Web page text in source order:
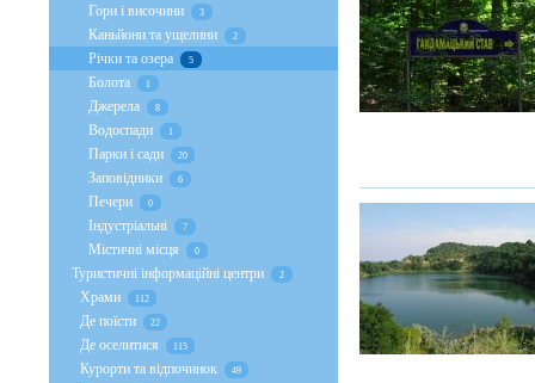
Гори і височини 3
Каньйони та ущелини 2
Річки та озера 5
Болота 1
Джерела 8
Водоспади 1
Парки і сади 20
Заповідники 6
Печери 0
Індустріальні 7
Містичні місця 0
Туристичні інформаційні центри 2
Храми 112
Де поїсти 22
Де оселитися 115
Курорти та відпочинок 49